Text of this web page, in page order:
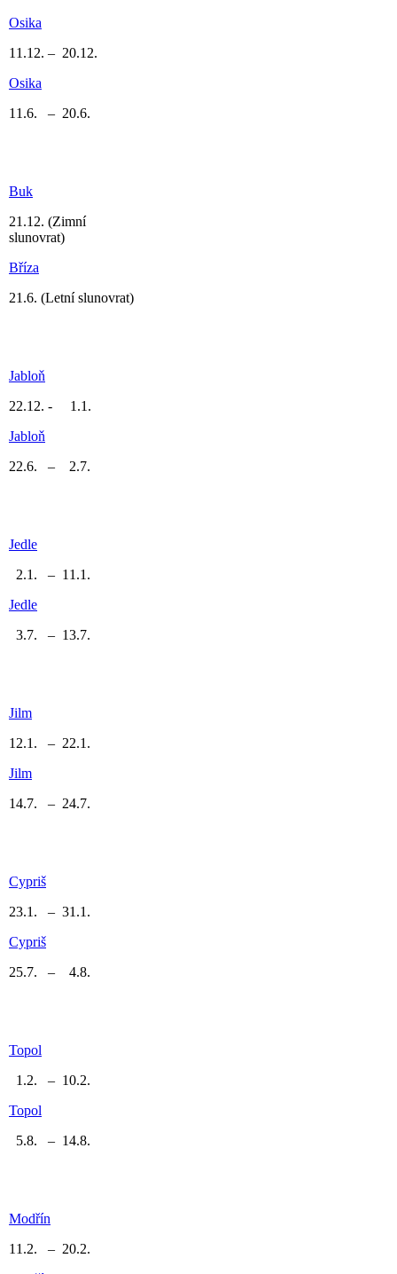
Osika
11.12. – 20.12.
Osika
11.6. – 20.6.
Buk
21.12. (Zimní
slunovrat)
Bříza
21.6. (Letní slunovrat)
Jabloň
22.12. - 1.1.
Jabloň
22.6. – 2.7.
Jedle
2.1. – 11.1.
Jedle
3.7. – 13.7.
Jilm
12.1. – 22.1.
Jilm
14.7. – 24.7.
Cypriš
23.1. – 31.1.
Cypriš
25.7. – 4.8.
Topol
1.2. – 10.2.
Topol
5.8. – 14.8.
Modřín
11.2. – 20.2.